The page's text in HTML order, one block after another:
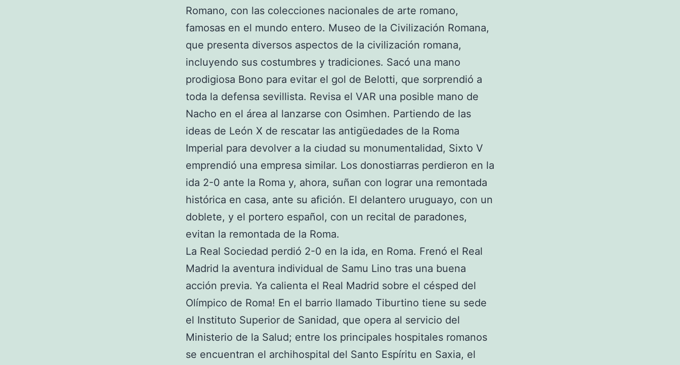
Romano, con las colecciones nacionales de arte romano,
famosas en el mundo entero. Museo de la Civilización Romana,
que presenta diversos aspectos de la civilización romana,
incluyendo sus costumbres y tradiciones. Sacó una mano
prodigiosa Bono para evitar el gol de Belotti, que sorprendió a
toda la defensa sevillista. Revisa el VAR una posible mano de
Nacho en el área al lanzarse con Osimhen. Partiendo de las
ideas de León X de rescatar las antigüedades de la Roma
Imperial para devolver a la ciudad su monumentalidad, Sixto V
emprendió una empresa similar. Los donostiarras perdieron en la
ida 2-0 ante la Roma y, ahora, suñan con lograr una remontada
histórica en casa, ante su afición. El delantero uruguayo, con un
doblete, y el portero español, con un recital de paradones,
evitan la remontada de la Roma.
La Real Sociedad perdió 2-0 en la ida, en Roma. Frenó el Real
Madrid la aventura individual de Samu Lino tras una buena
acción previa. Ya calienta el Real Madrid sobre el césped del
Olímpico de Roma! En el barrio llamado Tiburtino tiene su sede
el Instituto Superior de Sanidad, que opera al servicio del
Ministerio de la Salud; entre los principales hospitales romanos
se encuentran el archihospital del Santo Espíritu en Saxia, el